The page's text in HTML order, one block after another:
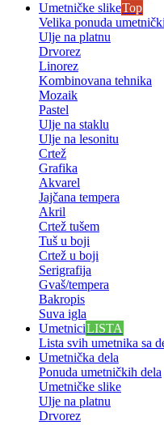
Umetničke slikeTop
Velika ponuda
Ulje na platnu
Drvorez
Linorez
Kombinovana tehnika
Mozaik
Pastel
Ulje na staklu
Ulje na lesonitu
Crtež
Grafika
Akvarel
Jajčana tempera
Akril
Crtež tušem
Tuš u boji
Crtež u boji
Serigrafija
Gvaš/tempera
Bakropis
Suva igla
UmetniciLISTA
Lista svih umetnika sa
Umetnička dela
Ponuda umetničkih dela
Umetničke slike
Ulje na platnu
Drvorez